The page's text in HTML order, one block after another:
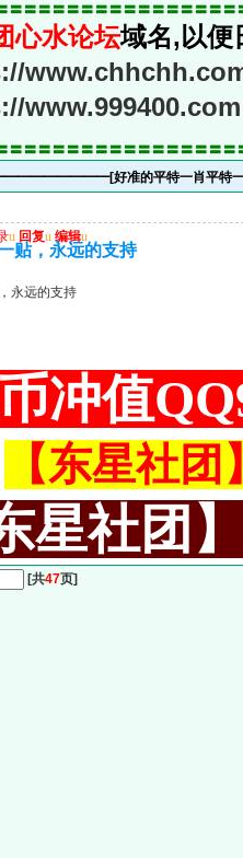
〓〓〓〓〓〓〓〓〓〓〓〓〓〓〓〓
心水论坛域名,以便
www.999400.com
〓〓〓〓〓〓〓〓〓〓〓〓〓〓〓〓
好准的平特一肖
u 回复u 编辑u
贴，永远的支持
永远的支持
冲值
【东星社
星社团
[共47页]